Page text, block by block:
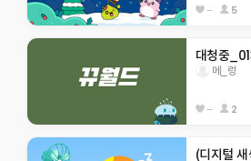
-- 5
메_렁
-- 2